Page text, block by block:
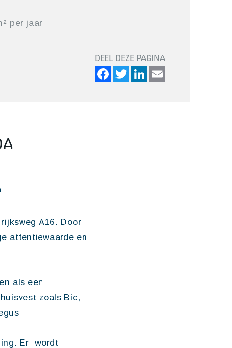
per jaar
DEEL DEZE PAGINA
FacebookTwitterLinkedIn
A16. Door
attentiewaarde en
als een
zoals Bic,
Er wordt